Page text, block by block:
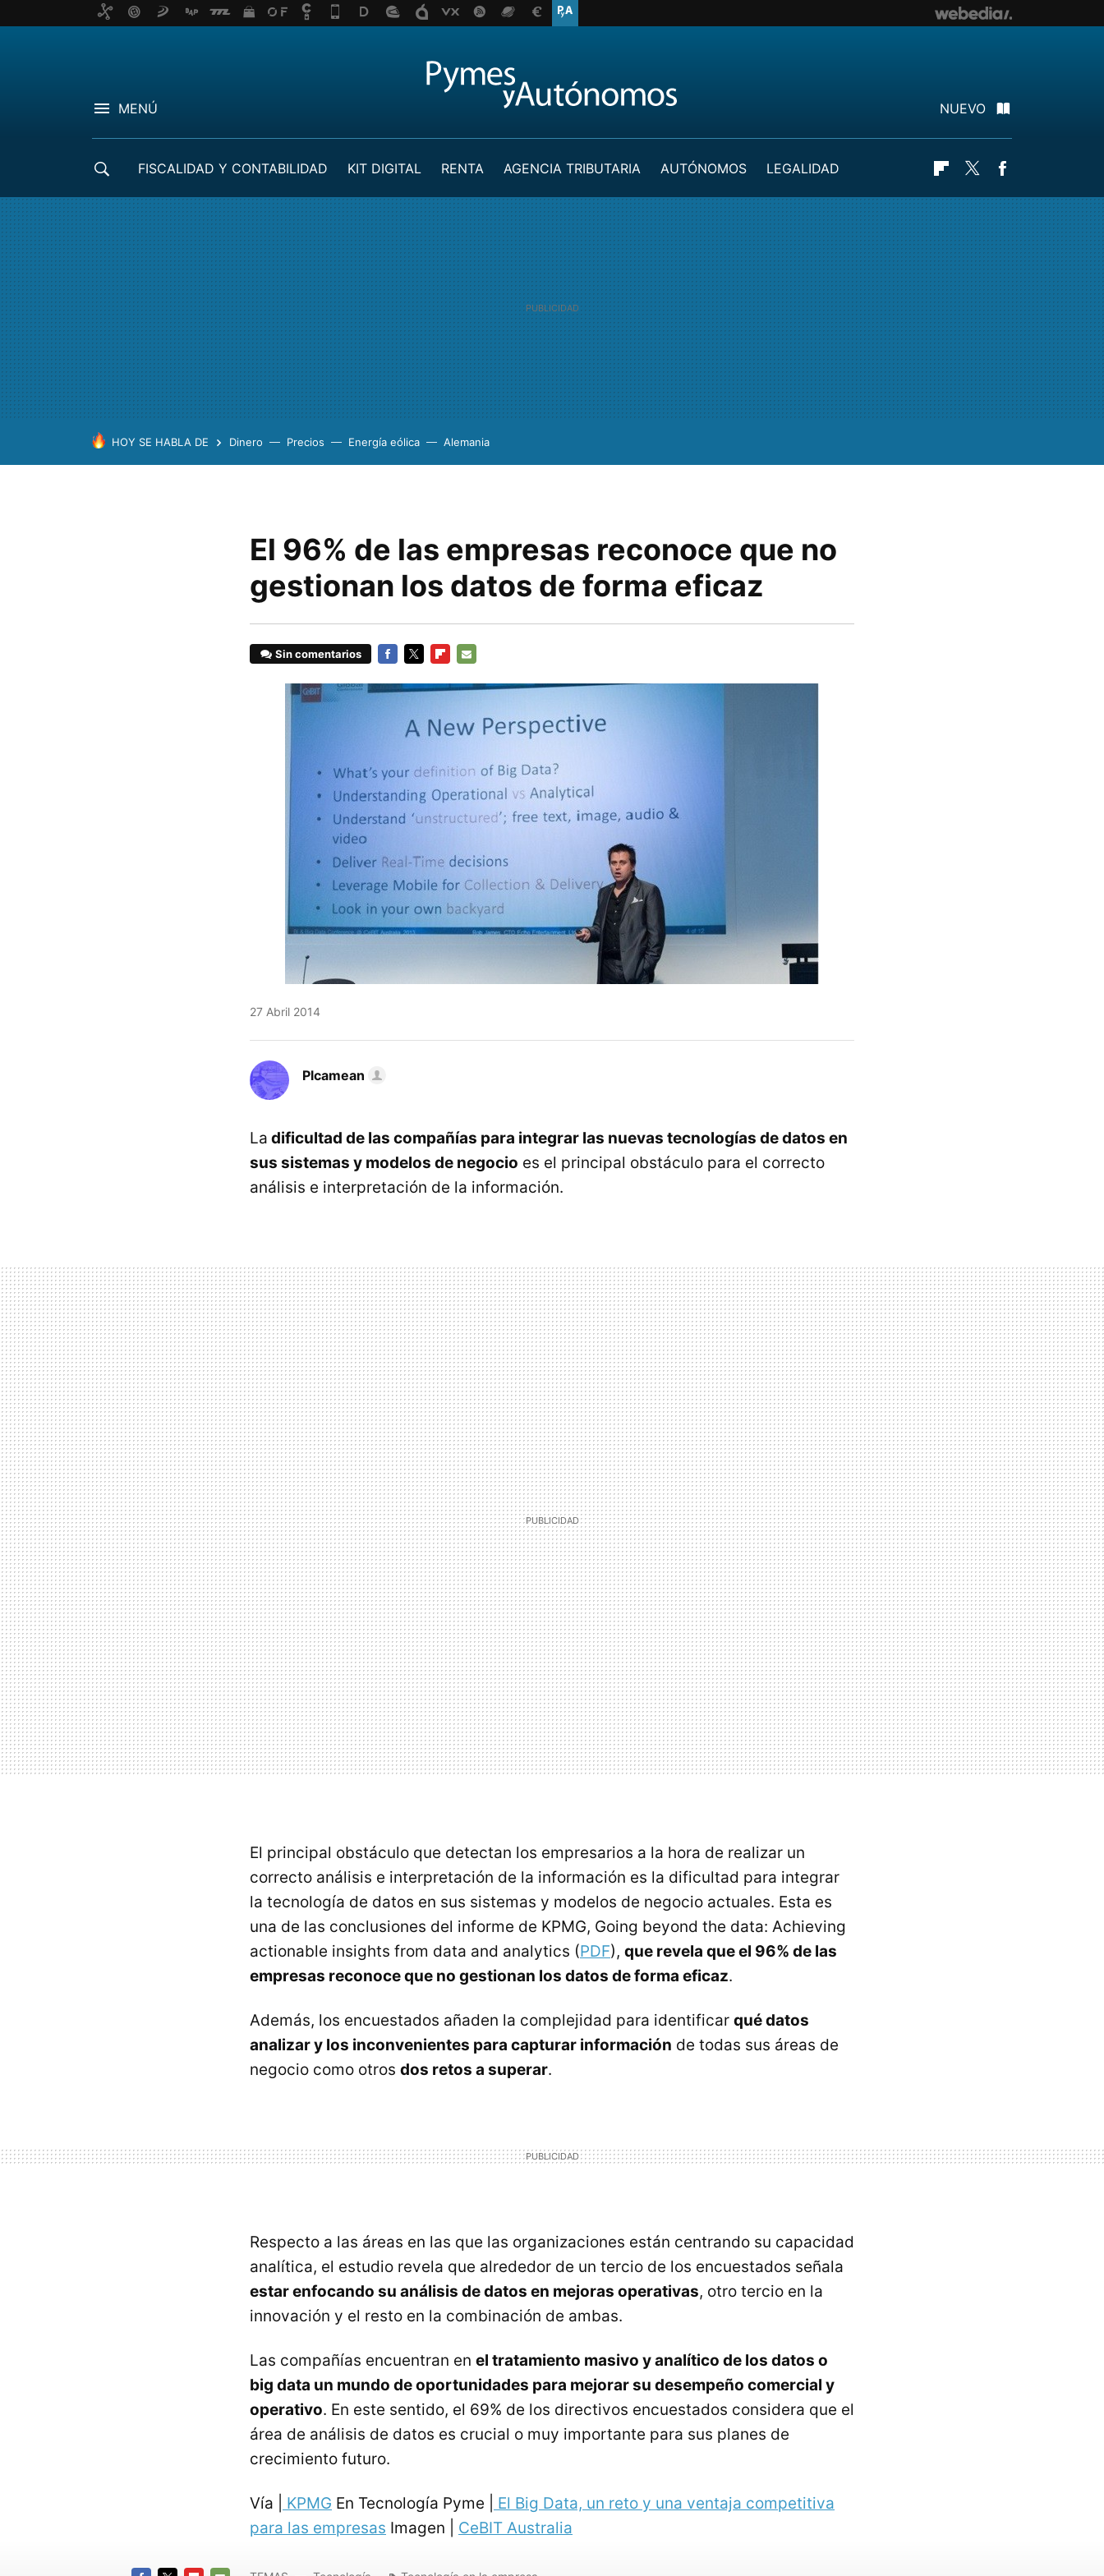
MENÚ NUEVO
FISCALIDAD Y CONTABILIDAD KIT DIGITAL RENTA AGENCIA TRIBUTARIA AUTÓNOMOS
LEGALIDAD
Flipboard
Twitter
HOY SE HABLA DE Dinero Precios Energía eólica Alemania
El 96% de las empresas reconoce que no
gestionan los datos de forma eficaz
Sin comentarios
MAIL
27 Abril 2014
Plcamean
La dificultad de las compañías para integrar las nuevas tecnologías de datos en
sus sistemas y modelos de negocio es el principal obstáculo para el correcto
análisis e interpretación de la información.
El principal obstáculo que detectan los empresarios a la hora de realizar un
correcto análisis e interpretación de la información es la dificultad para integrar
la tecnología de datos en sus sistemas y modelos de negocio actuales. Esta es
una de las conclusiones del informe de KPMG, Going beyond the data: Achieving
actionable insights from data and analytics (PDF), que revela que el 96% de las
empresas reconoce que no gestionan los datos de forma eficaz.
Además, los encuestados añaden la complejidad para identificar qué datos
analizar y los inconvenientes para capturar información de todas sus áreas de
negocio como otros dos retos a superar.
Respecto a las áreas en las que las organizaciones están centrando su capacidad
analítica, el estudio revela que alrededor de un tercio de los encuestados señala
estar enfocando su análisis de datos en mejoras operativas, otro tercio en la
innovación y el resto en la combinación de ambas.
Las compañías encuentran en el tratamiento masivo y analítico de los datos o
big data un mundo de oportunidades para mejorar su desempeño comercial y
operativo. En este sentido, el 69% de los directivos encuestados considera que el
área de análisis de datos es crucial o muy importante para sus planes de
crecimiento futuro.
Vía | KPMG En Tecnología Pyme |
El Big Data, un reto y una ventaja competitiva
para las empresas Imagen | CeBIT Australia